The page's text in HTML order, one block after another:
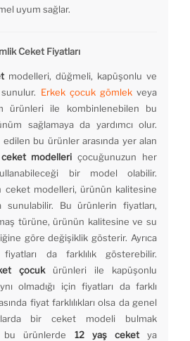
uyum sağlar.
Ceket Fiyatları
modelleri, düğmeli, kapüşonlu ve
Erkek çocuk gömlekveya
ile kombinlenebilen bu
sağlamaya da yardımcı olur.
bu ürünler arasında yer alan
modelleriçocuğunuzun her
bir model olabilir.
ceket modelleri, ürünün kalitesine
sunulabilir. Bu ürünlerin fiyatları,
türüne, ürünün kalitesine ve su
göre değişiklik gösterir. Ayrıca
da farklılık gösterebilir.
çocuk ürünleri ile kapüşonlu
olmadığı için fiyatları da farklı
fiyat farklılıkları olsa da genel
bir ceket modeli bulmak
bu ürünlerde 12 yaş ceketya